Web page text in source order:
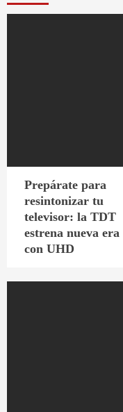
Prepárate para
resintonizar tu
televisor: la TDT
estrena nueva era
con UHD